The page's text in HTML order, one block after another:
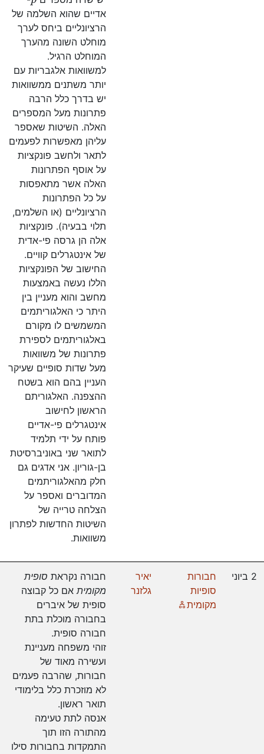
אדיים שהוא השלמה של
הרציונליים ביחס לערך
מוחלט השונה מהערך
המוחלט הרגיל.
למשוואות אלגבריות עם
יותר משתנים ממשוואות
יש בדרך כלל הרבה
פתרונות מעל המספרים
האלה. השיטות שאספר
עליהן מאפשרות לפעמים
לתאר ולחשב פונקציות
על אוסף הפתרונות
האלה אשר מתאפסות
על כל הפתרונות
הרציונליים (או השלמים,
תלוי בבעיה). פונקציות
אלה הן גרסה פי-אדית
של אינטגרלים קוויים.
החישוב של הפונקציות
הללו נעשה באמצעות
מחשב והוא מעניין בין
היתר כי האלגוריתמים
המשמשים לו מקורם
באלגוריתמים לספירת
פתרונות של משוואות
מעל שדות סופיים שעיקר
העניין בהם הוא בשטח
ההצפנה. האלגוריתם
הראשון לחישוב
אינטגרלים פי-אדיים
פותח על ידי תלמיד
לתואר שני באוניברסיטת
בן-גוריון. אני אדגים גם
חלק מהאלגוריתמים
המדוברים ואספר על
הצלחה טרייה של
השיטות החדשות לפתרון
משוואות.
2 ביוני
חבורות
סופיות
מקומית
יאיר
גלזנר
חבורה נקראת סופית
מקומיתאם כל קבוצה
סופית של איברים
בחבורה מוכלת בתת
חבורה סופית.
זוהי משפחה מעניינת
ועשירה מאוד של
חבורות, שהרבה פעמים
לא מוזכרת כלל בלימודי
תואר ראשון.
אנסה לתת טעימה
מהתורה הזו תוך
התמקדות בחבורות סילו